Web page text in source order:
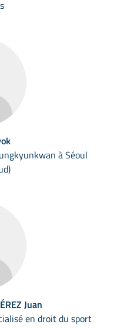
à Séoul
Juan
en droit du sport